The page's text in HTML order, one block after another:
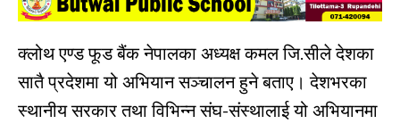
क्लोथ एण्ड फूड बैंक नेपालका अध्यक्ष कमल जि.सीले देशका
सातै प्रदेशमा यो अभियान सञ्चालन हुने बताए। देशभरका
स्थानीय सरकार तथा विभिन्न संघ-संस्थालाई यो अभियानमा